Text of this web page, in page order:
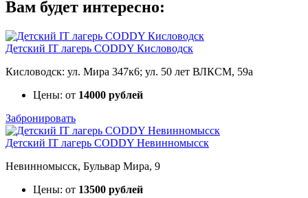
Вам будет интересно:
Детский IT лагерь CODDY Кисловодск
Кисловодск: ул. Мира 347к6; ул. 50 лет ВЛКСМ, 59а
Цены: от 14000 рублей
Забронировать
Детский IT лагерь CODDY Невинномысск
Невинномысск, Бульвар Мира, 9
Цены: от 13500 рублей